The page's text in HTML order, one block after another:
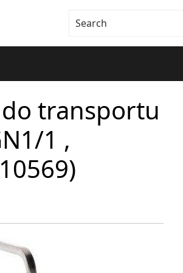
transportu
1 ,